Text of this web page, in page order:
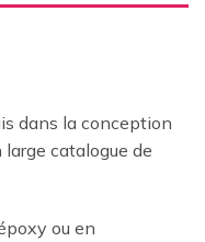
dans la conception
large catalogue de
ou en